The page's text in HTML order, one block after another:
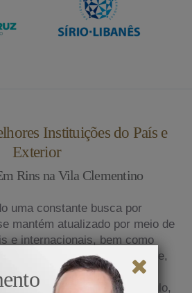
Instituições do País e
Exterior
Rins na Vila Clementino
uma constante busca por
mantém atualizado por meio de
e internacionais, bem como
médicos. Atualmente,
na clínica privada e presta
hospitais de São Paulo,